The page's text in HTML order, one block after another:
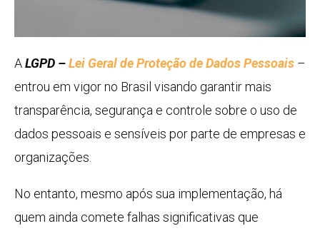
ALGPD –Lei Geral de Proteção de Dados Pessoais –
entrou em vigor no Brasil visando garantir mais
transparência, segurança e controle sobre o uso de
dados pessoais e sensíveis por parte de empresas e
organizações.
No entanto, mesmo após sua implementação, há
quem ainda comete falhas significativas que